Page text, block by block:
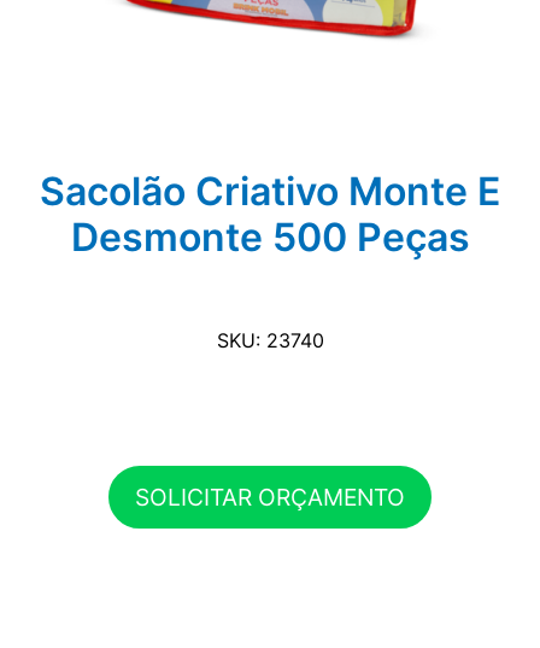
Sacolão Criativo Monte E
Desmonte 500 Peças
SKU: 23740
SOLICITAR ORÇAMENTO